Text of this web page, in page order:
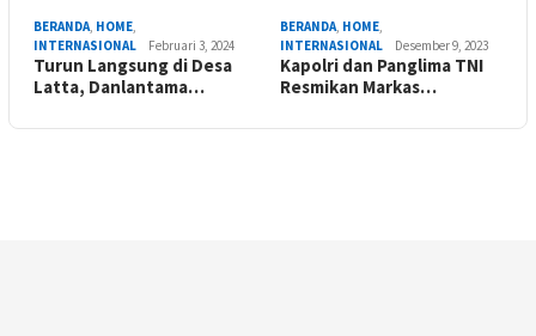
BERANDA HOME
INTERNASIONAL
Februari 3, 2024
Turun Langsung di Desa
Latta, Danlantama…
BERANDA HOME
INTERNASIONAL
Desember 9, 2023
Kapolri dan Panglima TNI
Resmikan Markas…